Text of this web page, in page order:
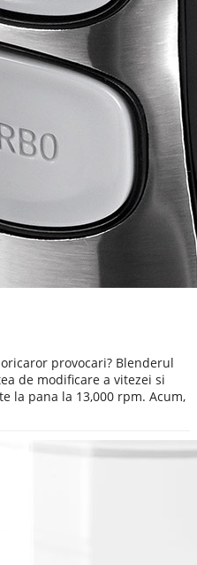
provocari? Blenderul
de modificare a vitezei si
la pana la 13,000 rpm. Acum,